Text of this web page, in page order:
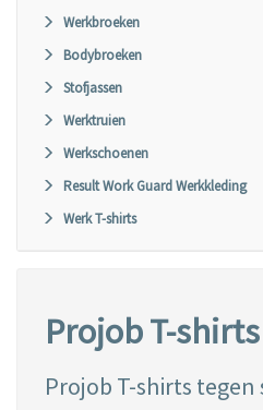
Werkbroeken
Bodybroeken
Stofjassen
Werktruien
Werkschoenen
Result Work Guard Werkkleding
Werk T-shirts
Projob T-
Projob T-shirts tegen